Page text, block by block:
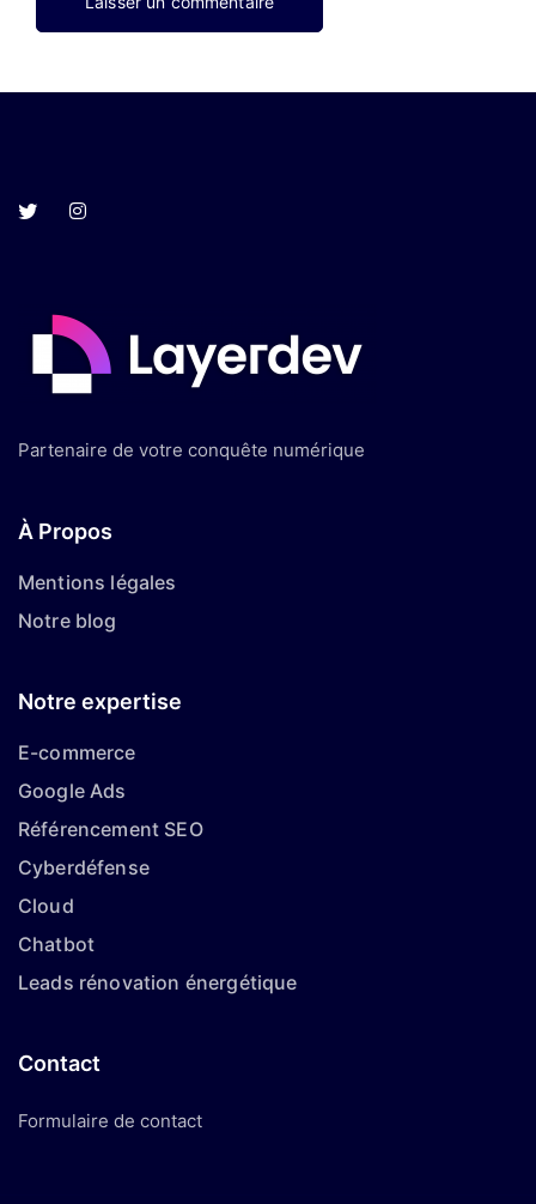
Partenaire de votre conquête numérique
À Propos
Mentions légales
Notre blog
Notre expertise
E-commerce
Google Ads
Référencement SEO
Cyberdéfense
Cloud
Chatbot
Leads rénovation énergétique
Contact
Formulaire de contact